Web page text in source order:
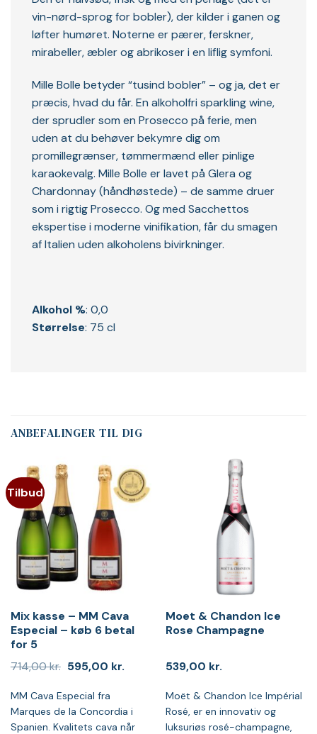
vin-nørd-sprog for bobler), der kilder i ganen og
løfter humøret. Noterne er pærer, ferskner,
mirabeller, æbler og abrikoser i en liflig symfoni.
Mille Bolle betyder “tusind bobler” – og ja, det er
præcis, hvad du får. En alkoholfri sparkling wine,
der sprudler som en Prosecco på ferie, men
uden at du behøver bekymre dig om
promillegrænser, tømmermænd eller pinlige
karaokevalg. Mille Bolle er lavet på Glera og
Chardonnay (håndhøstede) – de samme druer
som i rigtig Prosecco. Og med Sacchettos
ekspertise i moderne vinifikation, får du smagen
af Italien uden alkoholens bivirkninger.
Alkohol %: 0,0
Størrelse: 75 cl
ANBEFALINGER TIL DIG
Tilbud
Mix kasse – MM Cava
Especial – køb 6 betal
for 5
714,00kr. Den
var:
714,00 kr..
595,00 kr.Den
595,00 kr..
MM Cava Especial fra
Marques de la Concordia i
Spanien. Kvalitets cava når
Moet & Chandon Ice
Rose Champagne
539,00 kr.
Moët & Chandon Ice Impérial
Rosé, er en innovativ og
luksuriøs rosé-champagne,